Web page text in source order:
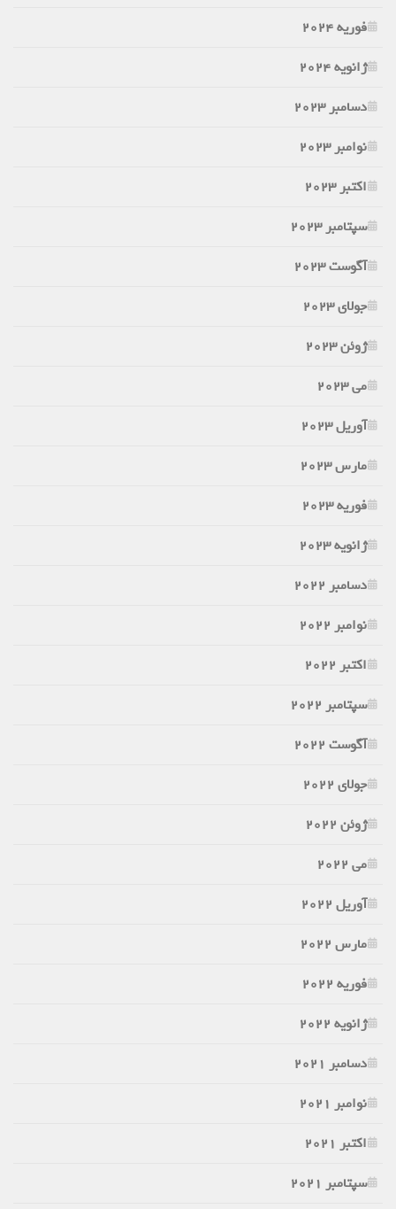
فوریه 2024
ژانویه 2024
دسامبر 2023
نوامبر 2023
اکتبر 2023
سپتامبر 2023
آگوست 2023
جولای 2023
ژوئن 2023
می 2023
آوریل 2023
مارس 2023
فوریه 2023
ژانویه 2023
دسامبر 2022
نوامبر 2022
اکتبر 2022
سپتامبر 2022
آگوست 2022
جولای 2022
ژوئن 2022
می 2022
آوریل 2022
مارس 2022
فوریه 2022
ژانویه 2022
دسامبر 2021
نوامبر 2021
اکتبر 2021
سپتامبر 2021